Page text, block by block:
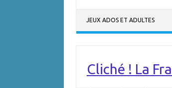
JEUX ADOS ET ADULTES
Cliché ! La